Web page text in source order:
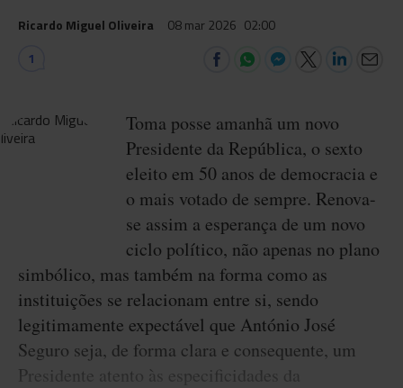
Ricardo Miguel Oliveira 08 mar 2026 02:00
1
Toma posse amanhã um novo
Presidente da República, o sexto
eleito em 50 anos de democracia e
o mais votado de sempre. Renova-
se assim a esperança de um novo
ciclo político, não apenas no plano
simbólico, mas também na forma como as
instituições se relacionam entre si, sendo
legitimamente expectável que António José
Seguro seja, de forma clara e consequente, um
Presidente atento às especificidades da